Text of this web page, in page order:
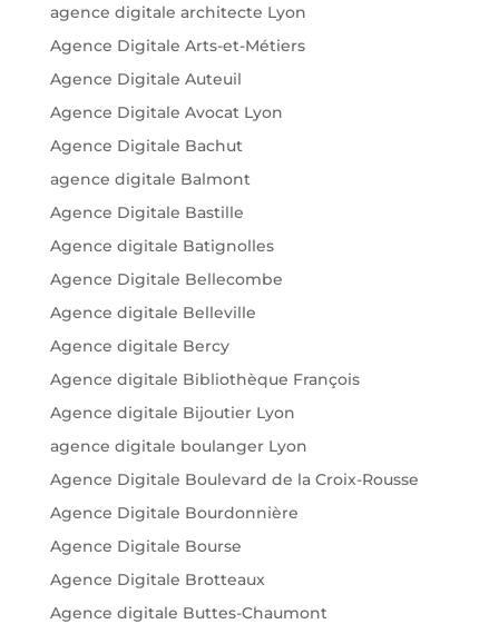
agence digitale architecte Lyon
Agence Digitale Arts-et-Métiers
Agence Digitale Auteuil
Agence Digitale Avocat Lyon
Agence Digitale Bachut
agence digitale Balmont
Agence Digitale Bastille
Agence digitale Batignolles
Agence Digitale Bellecombe
Agence digitale Belleville
Agence digitale Bercy
Agence digitale Bibliothèque François
Agence digitale Bijoutier Lyon
agence digitale boulanger Lyon
Agence Digitale Boulevard de la Croix-Rousse
Agence Digitale Bourdonnière
Agence Digitale Bourse
Agence Digitale Brotteaux
Agence digitale Buttes-Chaumont